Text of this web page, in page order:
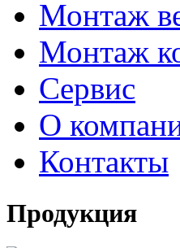
Монтаж
Монтаж
Сервис
О
Контакты
Продукция